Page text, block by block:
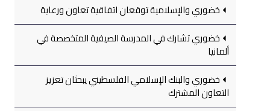
خضوري والإسلامية توقعان اتفاقية تعاون ورعاية
خضوري تشارك في المدرسة الصيفية المتخصصة في
ألمانيا
خضوري والبنك الإسلامي الفلسطيني يبحثان تعزيز
التعاون المشترك